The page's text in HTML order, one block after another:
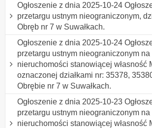
Ogłoszenie z dnia 2025-10-24
przetargu ustnym nieograniczonym,
Obręb nr 7 w Suwałkach.
Ogłoszenie z dnia 2025-10-24
przetargu ustnym nieograniczonym na
nieruchomości stanowiącej własność
oznaczonej działkami nr: 35378,
Obrębie nr 7 w Suwałkach.
Ogłoszenie z dnia 2025-10-23
przetargu ustnym nieograniczonym na
nieruchomości stanowiącej własność